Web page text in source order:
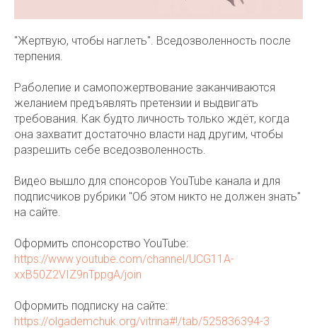
"Жертвую, чтобы наглеть". Вседозволенность после
терпения.
Раболепие и самопожертвование заканчиваются
желанием предъявлять претензии и выдвигать
требования. Как будто личность только ждёт, когда
она захватит достаточно власти над другим, чтобы
разрешить себе вседозволенность.
Видео вышло для спонсоров YouTube канала и для
подписчиков рубрики "Об этом никто не должен знать"
на сайте.
Оформить спонсорство YouTube:
https://www.youtube.com/channel/UCG11A-
xxB50Z2VIZ9nTppgA/join
Оформить подписку на сайте:
https://olgademchuk.org/vitrina#!/tab/525836394-3